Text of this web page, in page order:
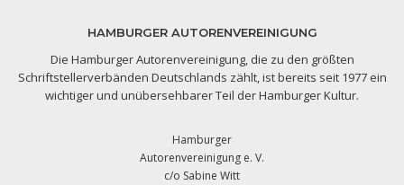
HAMBURGER AUTORENVEREINIGUNG
Die Hamburger Autorenvereinigung, die zu den größten
Schriftstellerverbänden Deutschlands zählt, ist bereits seit 1977 ein
wichtiger und unübersehbarer Teil der Hamburger Kultur.
Hamburger
Autorenvereinigung e. V.
c/o Sabine Witt